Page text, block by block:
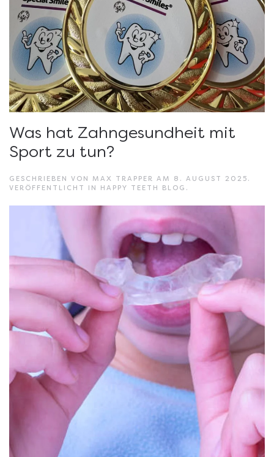
Was hat Zahngesundheit mit
Sport zu tun?
GESCHRIEBEN VON MAX TRAPPER AM 8. AUGUST 2025 .
VERÖFFENTLICHT IN
HAPPY TEETH BLOG .